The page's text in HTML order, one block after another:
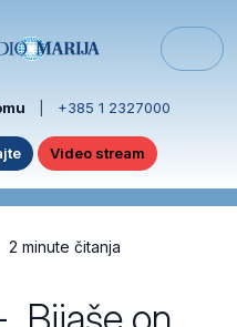
+385 1 2327000
Video stream
2 minute čitanja